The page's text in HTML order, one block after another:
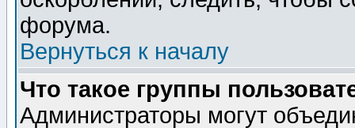
форума.
Вернуться к началу
Что такое группы
Администраторы могут